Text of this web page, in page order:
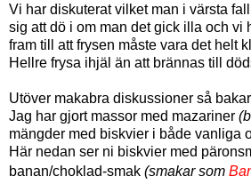
Vi har diskuterat vilket man i värsta
sig att dö i om man det gick illa och vi
fram till att frysen måste vara det helt
Hellre frysa ihjäl än att brännas till
Utöver makabra diskussioner så
Jag har gjort massor med mazariner
mängder med biskvier i både vanliga
Här nedan ser ni biskvier med
banan/choklad-smak (smakar som